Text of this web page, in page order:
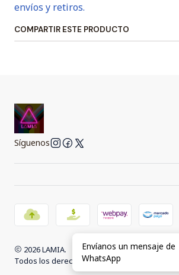
envíos y retiros.
COMPARTIR ESTE PRODUCTO
Síguenos
2026 LAMIA.
Todos los derechos reservados.
Envíanos un mensaje de
WhatsApp